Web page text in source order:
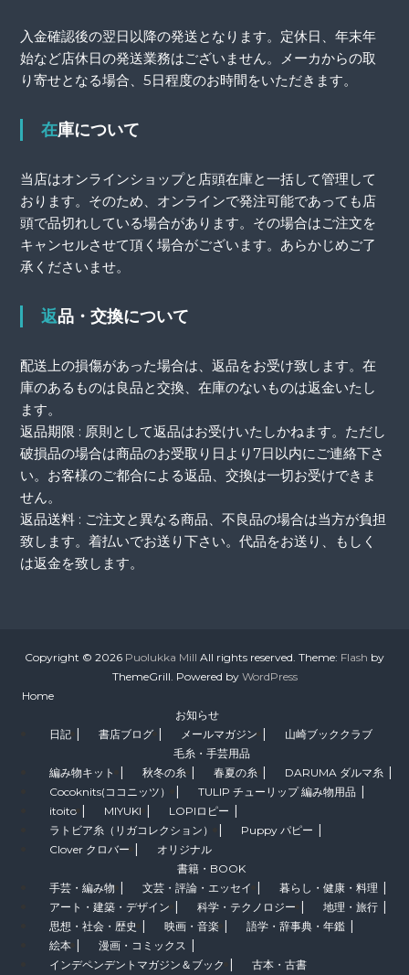
入金確認後の翌日以降の発送となります。定休日、年末年
始など店休日の発送業務はございません。メーカからの取
り寄せとなる場合、5日程度のお時間をいただきます。
在庫について
当店はオンラインショップと店頭在庫と一括して管理して
おります。そのため、オンラインで発注可能であっても店
頭で品切れしている場合があります。その場合はご注文を
キャンセルさせて頂く場合がございます。あらかじめご了
承くださいませ。
返品・交換について
配送上の損傷があった場合は、返品をお受け致します。在
庫のあるものは良品と交換、在庫のないものは返金いたし
ます。
返品期限 : 原則として返品はお受けいたしかねます。ただし
破損品の場合は商品のお受取り日より7日以内にご連絡下さ
い。お客様のご都合による返品、交換は一切お受けできま
せん。
返品送料 : ご注文と異なる商品、不良品の場合は当方が負担
致します。着払いでお送り下さい。代品をお送り、もしく
は返金を致します。
Copyright © 2026 Puolukka Mill All rights reserved. Theme: Flash by
ThemeGrill. Powered by WordPress
Home
お知らせ
日記
書店ブログ メールマガジン
山崎ブッククラブ
毛糸・手芸用品
編み物キット
秋冬の糸 春夏の糸
DARUMA ダルマ糸
Cocoknits(ココニッツ）
TULIP チューリップ 編み物用品
itoito
MIYUKI
LOPIロピー
ラトビア糸（リガコレクション）
Puppy パピー
Clover クロバー
オリジナル
書籍・BOOK
手芸・編み物
文芸・評論・エッセイ
暮らし・健康・料理
アート・建築・デザイン
科学・テクノロジー
地理・旅行
思想・社会・歴史
映画・音楽
語学・辞事典・年鑑
絵本
漫画・コミックス
インデペンデントマガジン＆ブック
古本・古書